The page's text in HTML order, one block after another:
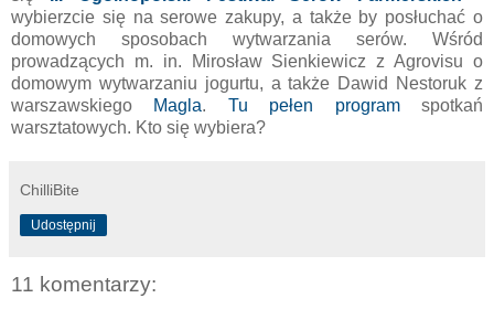
wybierzcie się na serowe zakupy, a także by posłuchać o
domowych sposobach wytwarzania serów. Wśród
prowadzących m. in. Mirosław Sienkiewicz z Agrovisu o
domowym wytwarzaniu jogurtu, a także Dawid Nestoruk z
warszawskiego Magla. Tu pełen programspotkań
warsztatowych. Kto się wybiera?
ChilliBite
Udostępnij
11 komentarzy: